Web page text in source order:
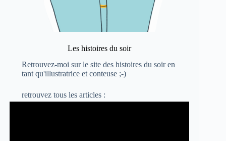
Les histoires du soir
Retrouvez-moi sur le site des histoires du soiren
tant qu'illustratrice et conteuse ;-)
retrouvez tous les articles :